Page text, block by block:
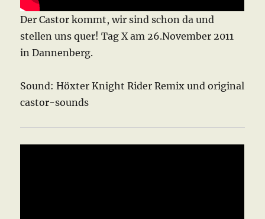
Der Castor kommt, wir sind schon da und
stellen uns quer! Tag X am 26.November 2011
in Dannenberg.
Sound: Höxter Knight Rider Remix und original
castor-sounds